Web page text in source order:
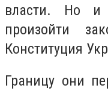
власти. Но и
произойти
Конституция
Границу они